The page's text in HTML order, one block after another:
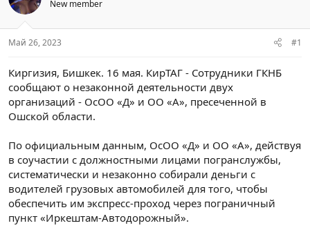
р
е
м
н
ч
а
New member
Май 26, 2023 #1
Киргизия, Бишкек. 16 мая. КирТАГ - Сотрудники ГКНБ
сообщают о незаконной деятельности двух
организаций - ОсОО «Д» и ОО «А», пресеченной в
Ошской области.
По официальным данным, ОсОО «Д» и ОО «А», действуя
в соучастии с должностными лицами погранслужбы,
систематически и незаконно собирали деньги с
водителей грузовых автомобилей для того, чтобы
обеспечить им экспресс-проход через пограничный
пункт «Иркештам-Автодорожный».